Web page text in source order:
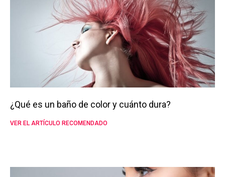
¿Qué es un baño de color y cuánto dura?
VER EL ARTÍCULO RECOMENDADO